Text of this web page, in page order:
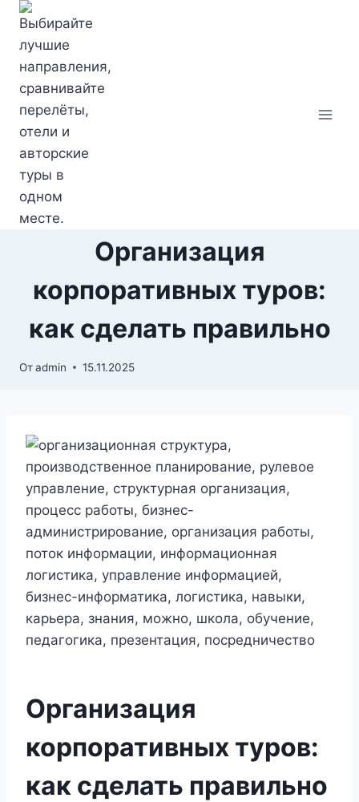
Перейти
содержимому
Организация
корпоративных туров:
как сделать правильно
Отadmin 15.11.2025
Организация
корпоративных туров:
как сделать правильно